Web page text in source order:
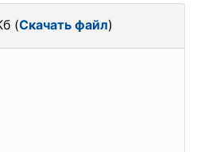
(Скачать файл)